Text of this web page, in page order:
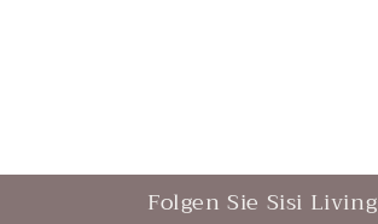
Folgen Sie Sisi Living